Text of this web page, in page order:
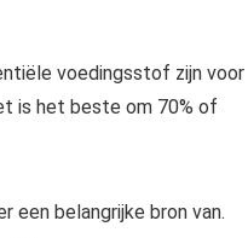
voedingsstof zijn voor
is het beste om 70% of
een belangrijke bron van.